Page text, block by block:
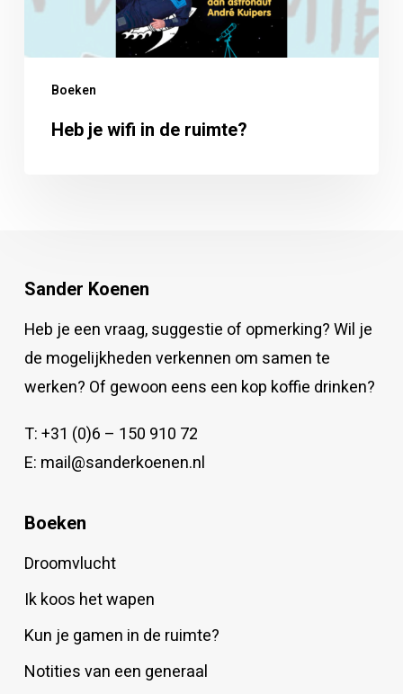
Boeken
Heb je wifi in de ruimte?
Sander Koenen
Heb je een vraag, suggestie of opmerking? Wil je
de mogelijkheden verkennen om samen te
werken? Of gewoon eens een kop koffie drinken?
T:+31 (0)6 – 150 910 72
E: mail@sanderkoenen.nl
Boeken
Droomvlucht
Ik koos het wapen
Kun je gamen in de ruimte?
Notities van een generaal